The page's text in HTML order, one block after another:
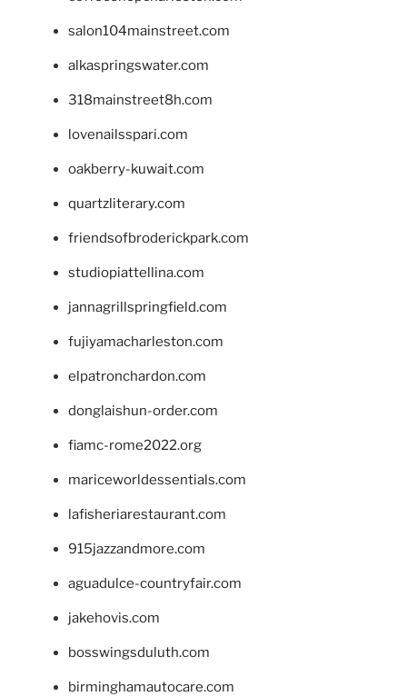
salon104mainstreet.com
alkaspringswater.com
318mainstreet8h.com
lovenailsspari.com
oakberry-kuwait.com
quartzliterary.com
friendsofbroderickpark.com
studiopiattellina.com
jannagrillspringfield.com
fujiyamacharleston.com
elpatronchardon.com
donglaishun-order.com
fiamc-rome2022.org
mariceworldessentials.com
lafisheriarestaurant.com
915jazzandmore.com
aguadulce-countryfair.com
jakehovis.com
bosswingsduluth.com
birminghamautocare.com